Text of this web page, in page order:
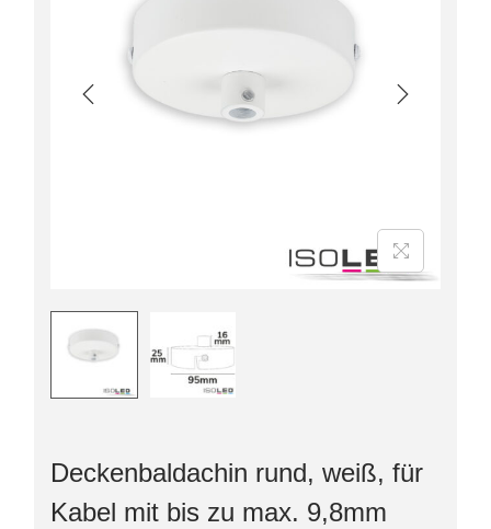
Deckenbaldachin rund, weiß, für
Kabel mit bis zu max. 9,8mm